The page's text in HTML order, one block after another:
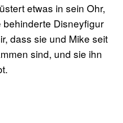
etwas in sein Ohr,
Disneyfigur
dass sie und Mike seit
sind, und sie ihn